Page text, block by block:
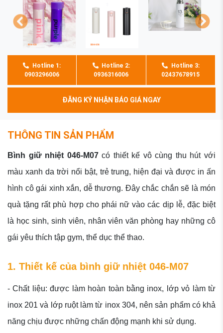
Hotline 1:
0903296006
Hotline 2:
0936316006
Hotline 3:
02437678915
ĐĂNG KÝ NHẬN BÁO GIÁ NGAY
THÔNG TIN SẢN PHẨM
Bình giữ nhiệt 046-M07có thiết kế vô cùng thu hút với
màu xanh da trời nổi bật, trẻ trung, hiện đại và được in ấn
hình cô gái xinh xắn, dễ thương. Đây chắc chắn sẽ là món
quà tặng rất phù hợp cho phái nữ vào các dịp lễ, đặc biệt
là học sinh, sinh viên, nhân viên văn phòng hay những cô
gái yêu thích tập gym, thể dục thể thao.
1. Thiết kế của bình giữ nhiệt 046-M07
- Chất liệu: được làm hoàn toàn bằng inox, lớp vỏ làm từ
inox 201 và lớp ruột làm từ inox 304, nên sản phẩm có khả
năng chịu được những chấn động mạnh khi sử dụng.